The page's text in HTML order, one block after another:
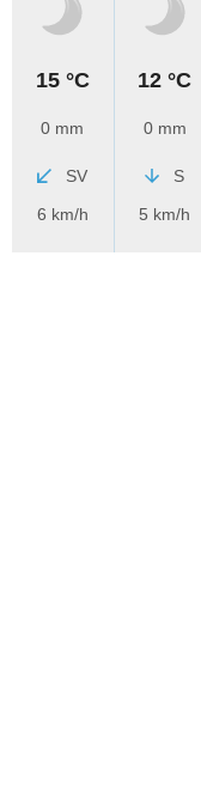
15 °C
0 mm
SV
6 km/h
12 °C
0 mm
S
5 km/h